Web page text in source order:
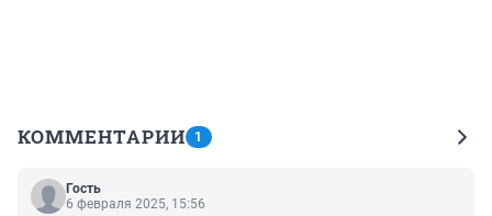
КОММЕНТАРИИ 1
Гость
6 февраля 2025, 15:56